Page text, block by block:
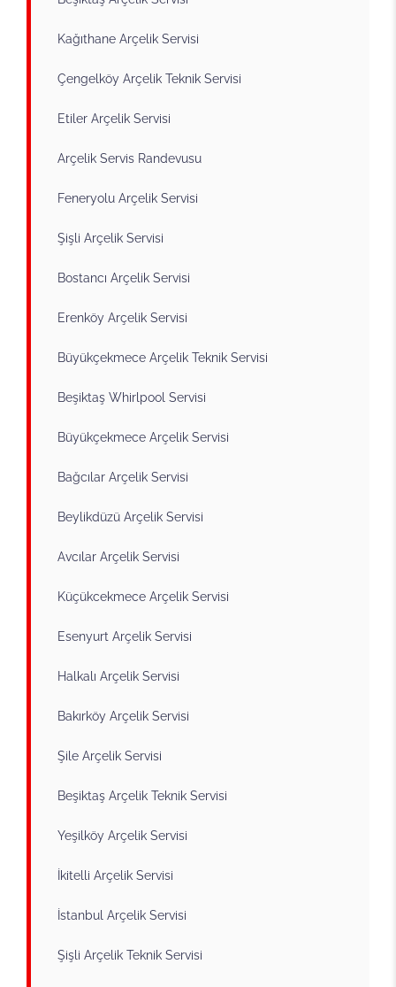
Kağıthane Arçelik Servisi
Çengelköy Arçelik Teknik Servisi
Etiler Arçelik Servisi
Arçelik Servis Randevusu
Feneryolu Arçelik Servisi
Şişli Arçelik Servisi
Bostancı Arçelik Servisi
Erenköy Arçelik Servisi
Büyükçekmece Arçelik Teknik Servisi
Beşiktaş Whirlpool Servisi
Büyükçekmece Arçelik Servisi
Bağcılar Arçelik Servisi
Beylikdüzü Arçelik Servisi
Avcılar Arçelik Servisi
Küçükcekmece Arçelik Servisi
Esenyurt Arçelik Servisi
Halkalı Arçelik Servisi
Bakırköy Arçelik Servisi
Şile Arçelik Servisi
Beşiktaş Arçelik Teknik Servisi
Yeşilköy Arçelik Servisi
İkitelli Arçelik Servisi
İstanbul Arçelik Servisi
Şişli Arçelik Teknik Servisi